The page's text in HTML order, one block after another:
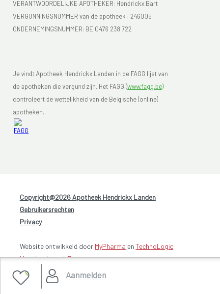
Aanmelden
VERANTWOORDELIJKE APOTHEKER: Hendrickx Bart
VERGUNNINGSNUMMER van de apotheek : 246005
ONDERNEMINGSNUMMER: BE 0476 238 722
Je vindt Apotheek Hendrickx Landen in de FAGG lijst van
de apotheken die vergund zijn. Het FAGG (www.fagg.be)
controleert de wettelikheid van de Belgische (online)
apotheken.
Copyright@2026 Apotheek Hendrickx Landen
Gebruikersrechten
Privacy
Website ontwikkeld door MyPharma en TechnoLogic
Hosting door @iPower